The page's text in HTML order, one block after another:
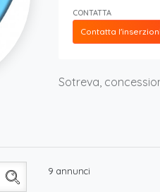
CONTATTA
Contatta
Sotreva,
9 annunci